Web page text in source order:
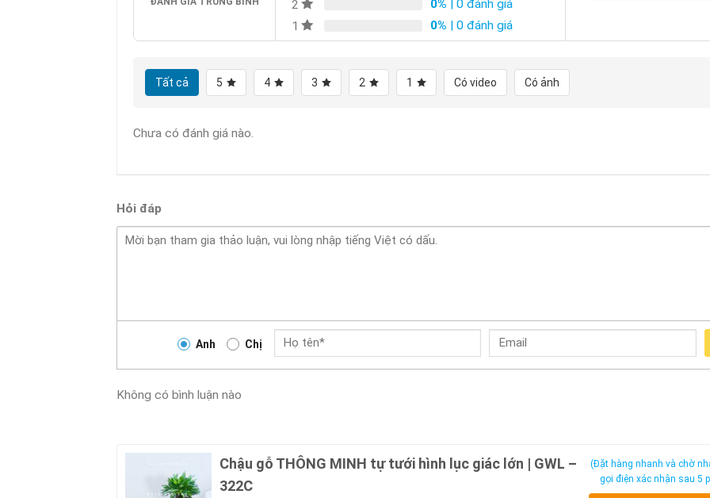
2
0% | 0 đánh giá
1
0% | 0 đánh giá
Tất cả 5 4 3 2 1 Có video Có ảnh
Chưa có đánh giá nào.
Hỏi đáp
Anh Chị
Không có bình luận nào
Chậu gỗ THÔNG MINH tự tưới hình lục giác lớn | GWL –
322C
(Đặt hàng nhanh và chờ
gọi điện xác nhận sau 5